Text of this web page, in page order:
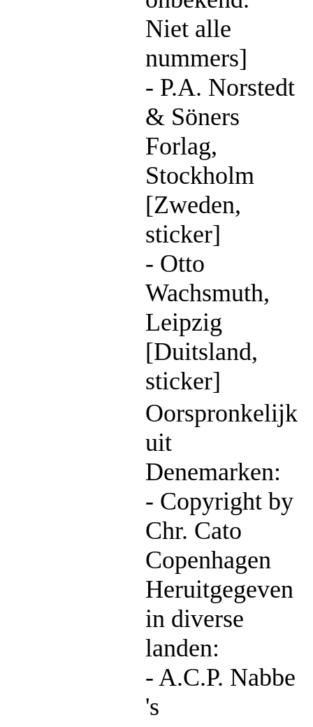
Niet alle
nummers]
- P.A. Norstedt
& Söners
Forlag,
Stockholm
[Zweden,
sticker]
- Otto
Wachsmuth,
Leipzig
[Duitsland,
sticker]
Oorspronkelijk
uit
Denemarken:
- Copyright by
Chr. Cato
Copenhagen
Heruitgegeven
in diverse
landen:
- A.C.P. Nabbe
's